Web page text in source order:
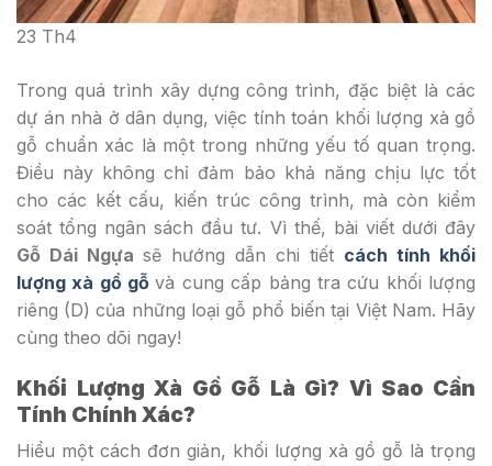
23 Th4
Trong quá trình xây dựng công trình, đặc biệt là các
dự án nhà ở dân dụng, việc tính toán khối lượng xà gồ
gỗ chuẩn xác là một trong những yếu tố quan trọng.
Điều này không chỉ đảm bảo khả năng chịu lực tốt
cho các kết cấu, kiến trúc công trình, mà còn kiểm
soát tổng ngân sách đầu tư. Vì thế, bài viết dưới đây
Gỗ Dái Ngựa sẽ hướng dẫn chi tiết cách tính khối
lượng xà gồ gỗ và cung cấp bảng tra cứu khối lượng
riêng (D) của những loại gỗ phổ biến tại Việt Nam. Hãy
cùng theo dõi ngay!
Khối Lượng Xà Gồ Gỗ Là Gì? Vì Sao Cần
Tính Chính Xác?
Hiểu một cách đơn giản, khối lượng xà gồ gỗ là trọng